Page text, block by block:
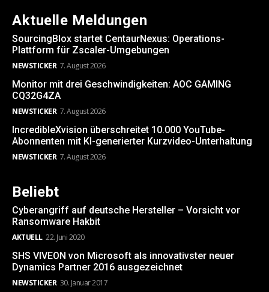
Aktuelle Meldungen
SourcingBlox startet CentaurNexus: Operations-
Plattform für Zscaler-Umgebungen
NEWSTICKER 7. August 2026
Monitor mit drei Geschwindigkeiten: AOC GAMING
CQ32G4ZA
NEWSTICKER 7. August 2026
IncredibleXvision überschreitet 10.000 YouTube-
Abonnenten mit KI-generierter Kurzvideo-Unterhaltung
NEWSTICKER 7. August 2026
Beliebt
Cyberangriff auf deutsche Hersteller – Vorsicht vor
Ransomware Hakbit
AKTUELL 22. Juni 2020
SHS VIVEON von Microsoft als innovativster neuer
Dynamics Partner 2016 ausgezeichnet
NEWSTICKER 30. Januar 2017